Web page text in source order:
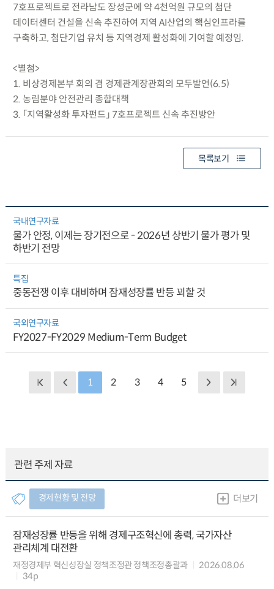
7호프로젝트로 전라남도 장성군에 약 4천억원 규모의 첨단
데이터센터 건설을 신속 추진하여 지역 AI산업의 핵심인프라를
구축하고, 첨단기업 유치 등 지역경제 활성화에 기여할 예정임.
<별첨>
1. 비상경제본부 회의 겸 경제관계장관회의 모두발언(6.5)
2. 농림분야 안전관리 종합대책
3. 「지역활성화 투자펀드」 7호프로젝트 신속 추진방안
목록보기
국내연구자료
물가 안정, 이제는 장기전으로 - 2026년 상반기 물가 평가 및
하반기 전망
특집
중동전쟁 이후 대비하며 잠재성장률 반등 꾀할 것
국외연구자료
FY2027-FY2029 Medium-Term Budget
1 2 3 4 5
관련 주제 자료
경제현황 및 전망 더보기
잠재성장률 반등을 위해 경제구조혁신에 총력, 국가자산
관리체계 대전환
재정경제부 혁신성장실 정책조정관 정책조정총괄과
2026.08.06
34p